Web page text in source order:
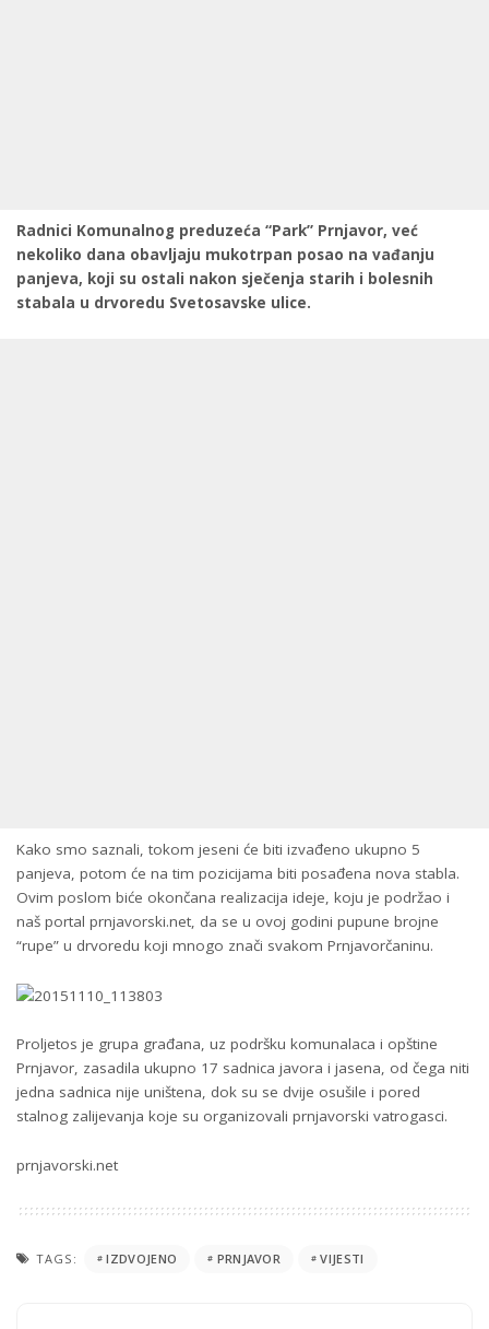
Radnici Komunalnog preduzeća “Park” Prnjavor, već
nekoliko dana obavljaju mukotrpan posao na vađanju
panjeva, koji su ostali nakon sječenja starih i bolesnih
stabala u drvoredu Svetosavske ulice.
Kako smo saznali, tokom jeseni će biti izvađeno ukupno 5
panjeva, potom će na tim pozicijama biti posađena nova stabla.
Ovim poslom biće okončana realizacija ideje, koju je podržao i
naš portal prnjavorski.net, da se u ovoj godini pupune brojne
“rupe” u drvoredu koji mnogo znači svakom Prnjavorčaninu.
Proljetos je grupa građana, uz podršku komunalaca i opštine
Prnjavor, zasadila ukupno 17 sadnica javora i jasena, od čega niti
jedna sadnica nije uništena, dok su se dvije osušile i pored
stalnog zalijevanja koje su organizovali prnjavorski vatrogasci.
prnjavorski.net
TAGS: IZDVOJENO PRNJAVOR VIJESTI